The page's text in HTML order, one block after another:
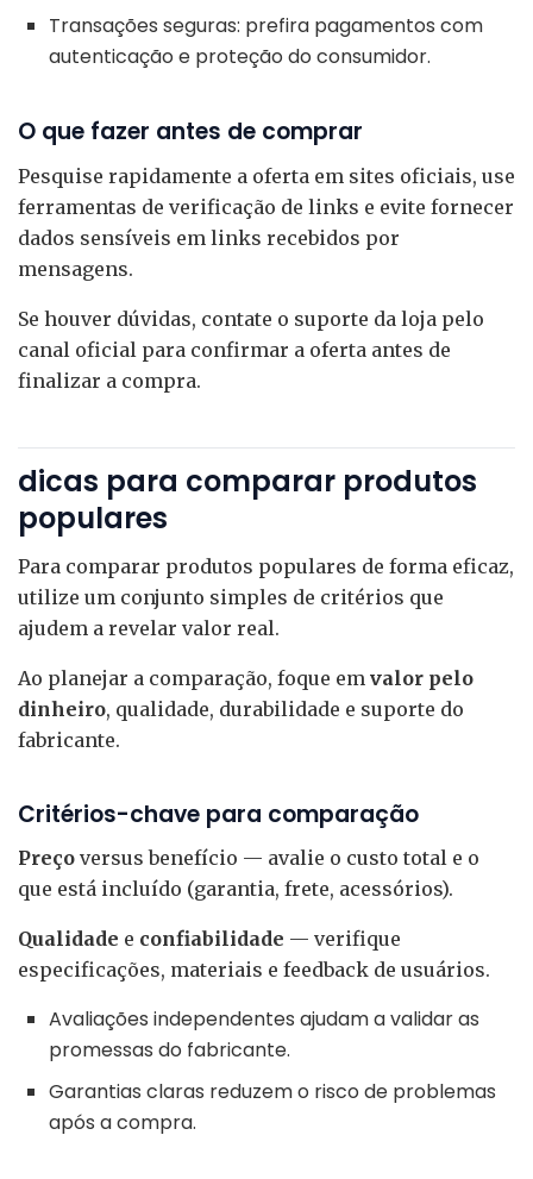
Transações seguras: prefira pagamentos com
autenticação e proteção do consumidor.
O que fazer antes de comprar
Pesquise rapidamente a oferta em sites oficiais, use
ferramentas de verificação de links e evite fornecer
dados sensíveis em links recebidos por
mensagens.
Se houver dúvidas, contate o suporte da loja pelo
canal oficial para confirmar a oferta antes de
finalizar a compra.
dicas para comparar produtos
populares
Para comparar produtos populares de forma eficaz,
utilize um conjunto simples de critérios que
ajudem a revelar valor real.
Ao planejar a comparação, foque em valor pelo
dinheiro, qualidade, durabilidade e suporte do
fabricante.
Critérios-chave para comparação
Preço versus benefício — avalie o custo total e o
que está incluído (garantia, frete, acessórios).
Qualidade e confiabilidade — verifique
especificações, materiais e feedback de usuários.
Avaliações independentes ajudam a validar as
promessas do fabricante.
Garantias claras reduzem o risco de problemas
após a compra.